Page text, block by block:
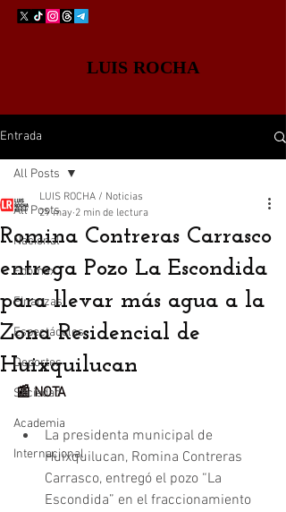
LUIS ROCHA
Entrada
All Posts
Nacional
Edomex
Finanzas
Espectáculos
Deportes
Sociedad
Academia
Internacional
All Posts
Romina Contreras Carrasco
entrega Pozo La Escondida
para llevar más agua a la
Zona Residencial de
Huixquilucan
LUIS ROCHA / Noticias
29 may 2 min de lectura
📰 NOTA
La presidenta municipal de
Huixquilucan, Romina Contreras
Carrasco, entregó el pozo “La
Escondida” en el fraccionamiento